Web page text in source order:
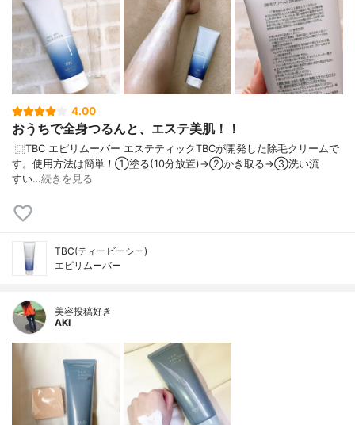
4.00
おうちで全身つるんと、エステ美肌！！
️ ⿴TBC エピリムーバー エステティックTBCが開発した除毛クリームで
す。 使用方法は簡単！ ①塗る(10分放置)→②かき取る→③洗い流
す い…続きを見る
TBC(ティービーシー)
エピリムーバー
美容投稿好き
AKI